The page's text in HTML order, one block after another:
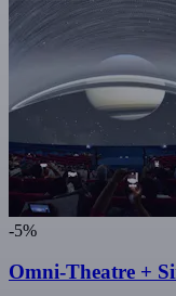
-5%
Omni-Theatre +